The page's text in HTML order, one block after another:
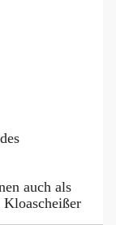
auch als